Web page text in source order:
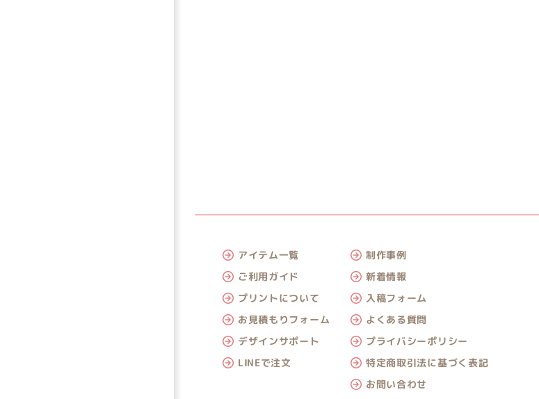
アイテム一覧
ご利用ガイド
プリントについて
お見積もりフォーム
デザインサポート
LINEで注文
制作事例
新着情報
入稿フォーム
よくある質問
プライバシーポリシー
特定商取引法に基づく表記
お問い合わせ